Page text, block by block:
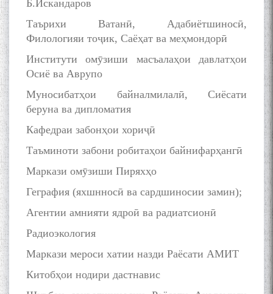
Б.Искандаров
Таърихи Ватанӣ, Адабиётшиносӣ,
Филологияи тоҷик, Саёҳат ва меҳмондорӣ
Институти омӯзиши масъалаҳои давлатҳои
Осиё ва Аврупо
Муносибатҳои байналмилалӣ, Сиёсати
беруна ва дипломатия
Кафедраи забонҳои хориҷӣ
Таъминоти забони робитаҳои байнифарҳангӣ
Маркази омӯзиши Пиряхҳо
Геграфия (яхшнносӣ ва сардшиносии замин);
Агентии амнияти ядроӣ ва радиатсионӣ
Радиоэкология
Маркази мероси хатии назди Раёсати АМИТ
Китобҳои нодири дастнавис